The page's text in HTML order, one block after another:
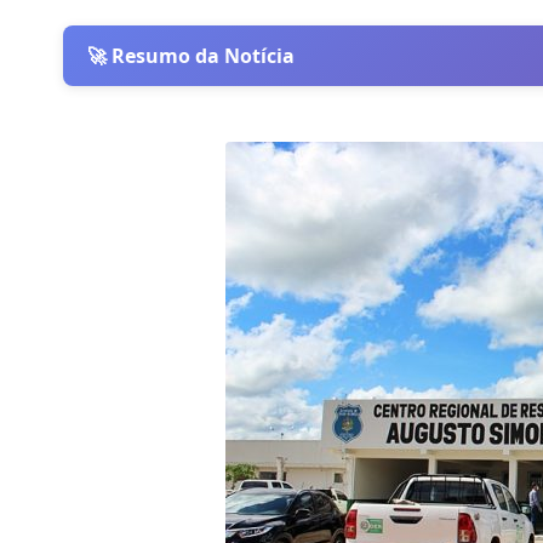
🚀 Resumo da Notícia